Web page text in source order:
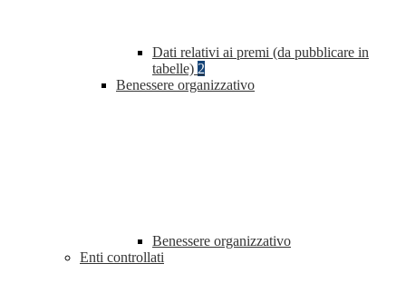
Dati relativi ai premi (da pubblicare in
tabelle) 2
Benessere organizzativo
Benessere organizzativo
Enti controllati